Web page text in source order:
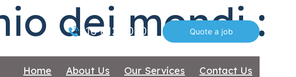
516 612 7070 Quote a job
Home About Us Our Services Contact Us
dei mondi :